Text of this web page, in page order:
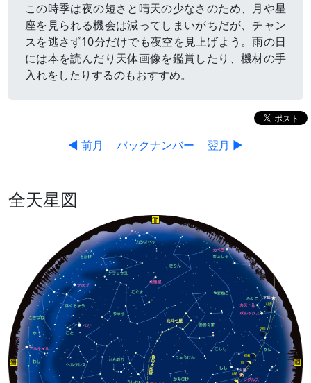
この時季は夜の短さと晴天の少なさのため、月や星
座を見られる機会は減ってしまいがちだが、チャン
スを逃さず10分だけでも夜空を見上げよう。雨の日
には本を読んだり天体画像を鑑賞したり、機材の手
入れをしたりするのもおすすめ。
◀ 前月 バックナンバー 翌月 ▶
全天星図